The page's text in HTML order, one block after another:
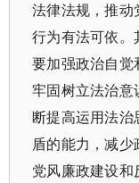
法律法规，推动
行为有法可依。
要加强政治自觉
牢固树立法治意
断提高运用法治
盾的能力，减
党风廉政建设和